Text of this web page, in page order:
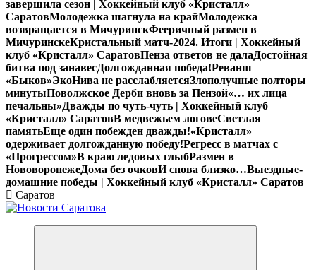
завершила сезон | Хоккейный клуб «Кристалл»
СаратовМолодежка шагнула на крайМолодежка
возвращается в МичуринскФееричный размен в
МичуринскеКристальный матч-2024. Итоги | Хоккейный
клуб «Кристалл» СаратовПенза ответов не далаДостойная
битва под занавесДолгожданная победа!Реванш
«Быков»ЭкоНива не расслабляетсяЗлополучные полторы
минутыПоволжское Дерби вновь за Пензой«… их лица
печальны»Дважды по чуть-чуть | Хоккейный клуб
«Кристалл» СаратовВ медвежьем логовеСветлая
памятьЕще один побежден дважды!«Кристалл»
одерживает долгожданную победу!Регресс в матчах с
«Прогрессом»В краю ледовых глыбРазмен в
НововоронежеДома без очковИ снова близко…Выездные-
домашние победы | Хоккейный клуб «Кристалл» Саратов
Саратов